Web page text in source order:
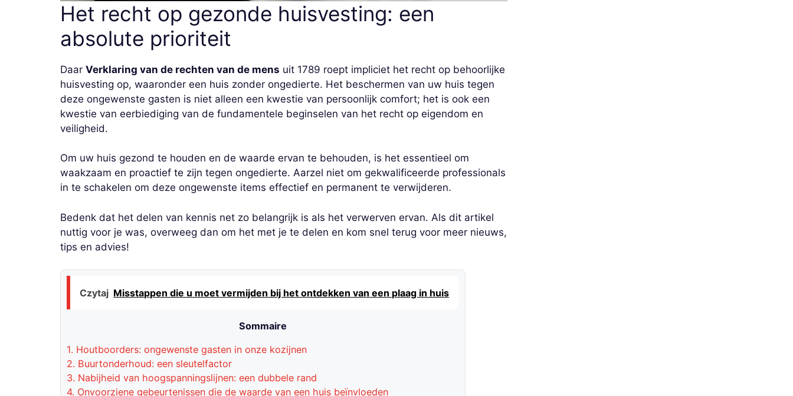
Het recht op gezonde huisvesting: een
absolute prioriteit
Daar Verklaring van de rechten van de mens uit 1789 roept impliciet het recht op behoorlijke
huisvesting op, waaronder een huis zonder ongedierte. Het beschermen van uw huis tegen
deze ongewenste gasten is niet alleen een kwestie van persoonlijk comfort; het is ook een
kwestie van eerbiediging van de fundamentele beginselen van het recht op eigendom en
veiligheid.
Om uw huis gezond te houden en de waarde ervan te behouden, is het essentieel om
waakzaam en proactief te zijn tegen ongedierte. Aarzel niet om gekwalificeerde professionals
in te schakelen om deze ongewenste items effectief en permanent te verwijderen.
Bedenk dat het delen van kennis net zo belangrijk is als het verwerven ervan. Als dit artikel
nuttig voor je was, overweeg dan om het met je te delen en kom snel terug voor meer nieuws,
tips en advies!
Czytaj Misstappen die u moet vermijden bij het ontdekken van een plaag in huis
Sommaire
1. Houtboorders: ongewenste gasten in onze kozijnen
2. Buurtonderhoud: een sleutelfactor
3. Nabijheid van hoogspanningslijnen: een dubbele rand
4. Onvoorziene gebeurtenissen die de waarde van een huis beïnvloeden